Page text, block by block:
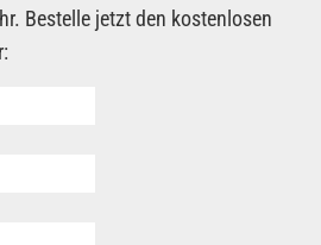
Bestelle jetzt den kostenlosen